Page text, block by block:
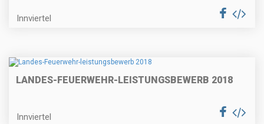
Innviertel
LANDES-FEUERWEHR-LEISTUNGSBEWERB 2018
Innviertel